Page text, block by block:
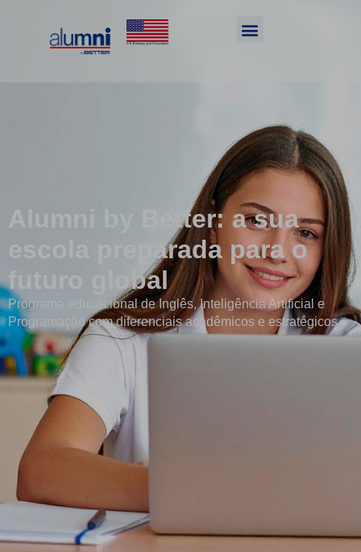
Alumni by Better: a sua
escola preparada para o
futuro global
Programa educacional de Inglês, Inteligência Artificial e
Programação com diferenciais acadêmicos e estratégicos.